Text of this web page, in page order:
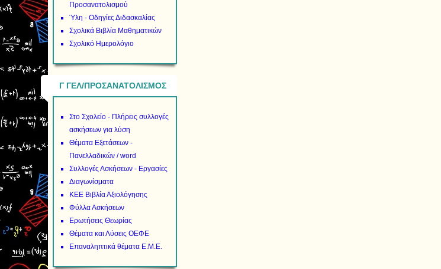
Προσανατολισμού
Ύλη - Οδηγίες Διδασκαλίας
Σχολικά Βιβλία Μαθηματικών
Σχολικό Ημερολόγιο
Γ ΓΕΛ/ΠΡΟΣΑΝΑΤΟΛΙΣΜΟΣ
Στο Σχολείο - Πλήρεις συλλογές
ασκήσεων για λύση
Θέματα Εξετάσεων -
Πανελλαδικών / word
Συλλογές Ασκήσεων - Εργασίες
Διαγωνίσματα
ΚΕΕ Βιβλία Αξιολόγησης
Φύλλα Ασκήσεων
Ερωτήσεις Θεωρίας
Θέματα και Λύσεις ΟΕΦΕ
Επαναληπτικά θέματα Ε.Μ.Ε.